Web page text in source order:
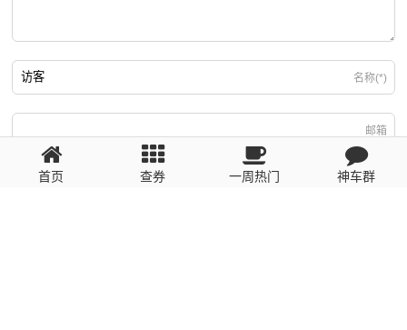
名称(*)
邮箱
回复需填写必要信息
首页 查券 一周热门 神车群